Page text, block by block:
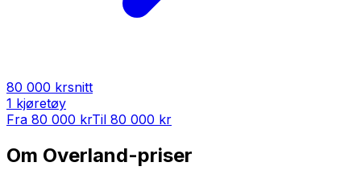
80 000 krsnitt
1 kjøretøy
Fra 80 000 krTil 80 000 kr
Om Overland-priser